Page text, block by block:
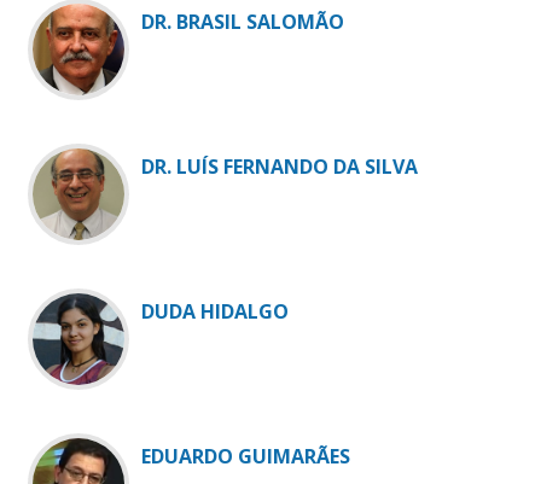
DR. BRASIL SALOMÃO
DR. LUÍS FERNANDO DA SILVA
DUDA HIDALGO
EDUARDO GUIMARÃES